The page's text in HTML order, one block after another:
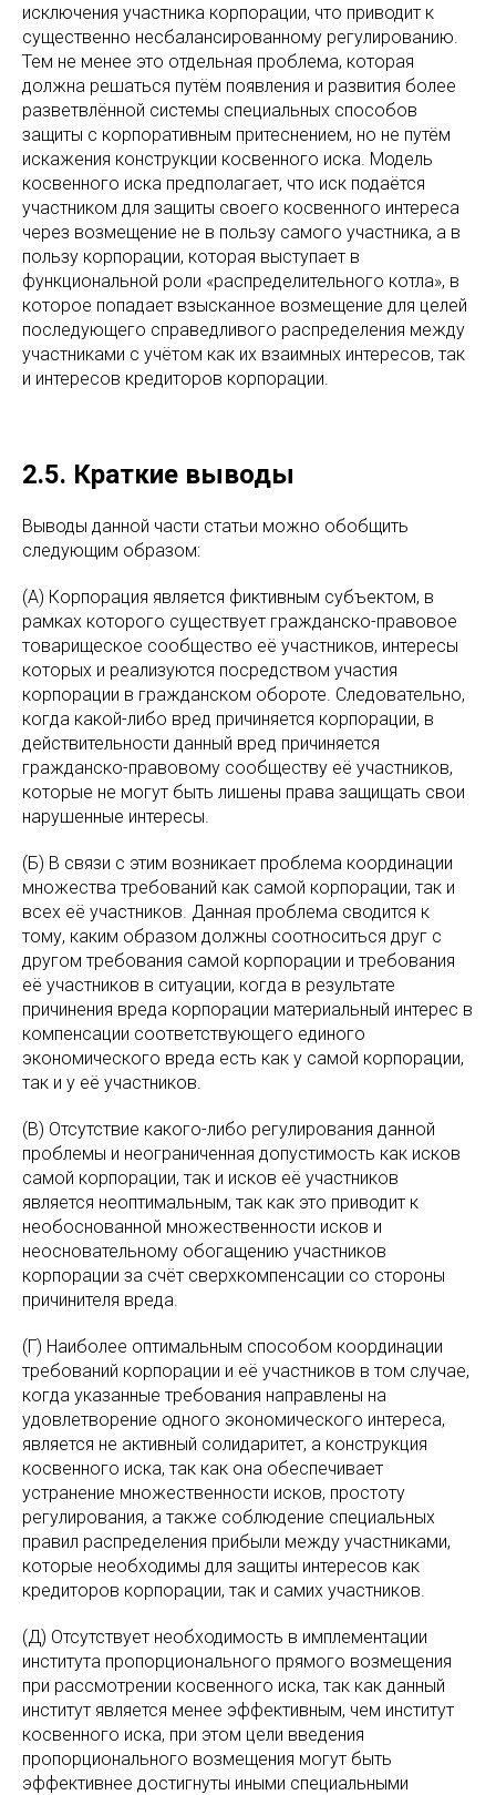
исключения участника корпорации, что приводит к
существенно несбалансированному регулированию.
Тем не менее это отдельная проблема, которая
должна решаться путём появления и развития более
разветвлённой системы специальных способов
защиты с корпоративным притеснением, но не путём
искажения конструкции косвенного иска. Модель
косвенного иска предполагает, что иск подаётся
участником для защиты своего косвенного интереса
через возмещение не в пользу самого участника, а в
пользу корпорации, которая выступает в
функциональной роли «распределительного котла», в
которое попадает взысканное возмещение для целей
последующего справедливого распределения между
участниками с учётом как их взаимных интересов, так
и интересов кредиторов корпорации.
2.5. Краткие выводы
Выводы данной части статьи можно обобщить
следующим образом:
(А) Корпорация является фиктивным субъектом, в
рамках которого существует гражданско-правовое
товарищеское сообщество её участников, интересы
которых и реализуются посредством участия
корпорации в гражданском обороте. Следовательно,
когда какой-либо вред причиняется корпорации, в
действительности данный вред причиняется
гражданско-правовому сообществу её участников,
которые не могут быть лишены права защищать свои
нарушенные интересы.
(Б) В связи с этим возникает проблема координации
множества требований как самой корпорации, так и
всех её участников. Данная проблема сводится к
тому, каким образом должны соотноситься друг с
другом требования самой корпорации и требования
её участников в ситуации, когда в результате
причинения вреда корпорации материальный интерес в
компенсации соответствующего единого
экономического вреда есть как у самой корпорации,
так и у её участников.
(В) Отсутствие какого-либо регулирования данной
проблемы и неограниченная допустимость как исков
самой корпорации, так и исков её участников
является неоптимальным, так как это приводит к
необоснованной множественности исков и
неосновательному обогащению участников
корпорации за счёт сверхкомпенсации со стороны
причинителя вреда.
(Г) Наиболее оптимальным способом координации
требований корпорации и её участников в том случае,
когда указанные требования направлены на
удовлетворение одного экономического интереса,
является не активный солидаритет, а конструкция
косвенного иска, так как она обеспечивает
устранение множественности исков, простоту
регулирования, а также соблюдение специальных
правил распределения прибыли между участниками,
которые необходимы для защиты интересов как
кредиторов корпорации, так и самих участников.
(Д) Отсутствует необходимость в имплементации
института пропорционального прямого возмещения
при рассмотрении косвенного иска, так как данный
институт является менее эффективным, чем институт
косвенного иска, при этом цели введения
пропорционального возмещения могут быть
эффективнее достигнуты иными специальными